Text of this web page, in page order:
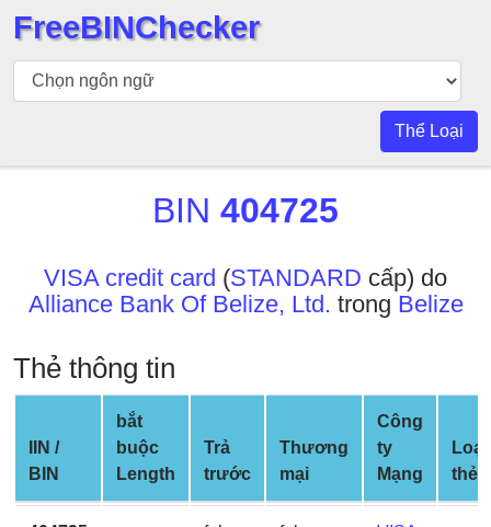
Kiểm
tra
BIN
BIN
BIN
Generator
BIN
Checker
v2
BIN
FreeBINChecker
Thể Loại
BIN 404725
VISA credit card (STANDARD cấp) do
Alliance Bank Of Belize, Ltd. trong Belize
Thẻ thông tin
IIN /
BIN
bắt
buộc
Length
Trả
trước
Thương
mại
Công
ty
Mạng
Loại
thẻ